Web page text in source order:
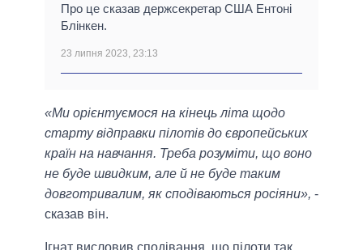
Про це сказав держсекретар США Ентоні
Блінкен.
23 липня 2023, 23:13
«Ми орієнтуємося на кінець літа щодо
старту відправки пілотів до європейських
країн на навчання. Треба розуміти, що воно
не буде швидким, але й не буде таким
довготривалим, як сподіваються росіяни», -
сказав він.
Ігнат висловив сподівання, що пілоти так